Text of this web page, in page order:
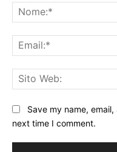
Save my name,
next time I comment.